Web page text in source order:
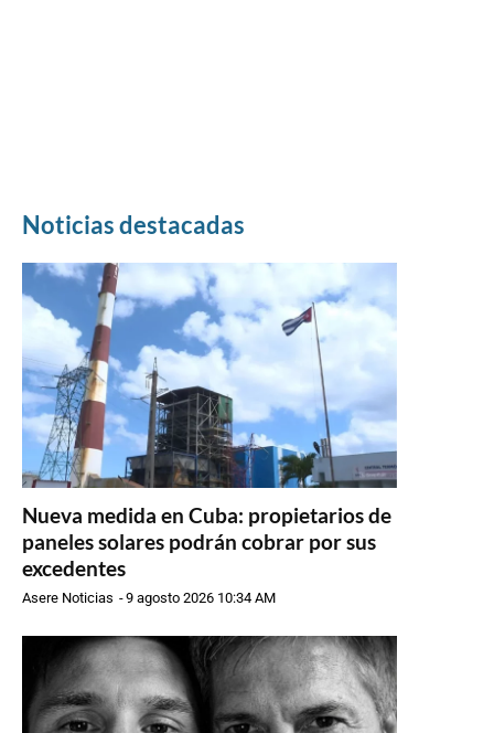
Noticias destacadas
Nueva medida en Cuba: propietarios de
paneles solares podrán cobrar por sus
excedentes
Asere Noticias -9 agosto 2026 10:34 AM